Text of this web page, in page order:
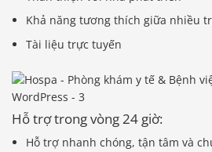
Khả năng tương thích giữa nhiều
Tài liệu trực tuyến
Hỗ trợ trong vòng 24 giờ:
Hỗ trợ nhanh chóng, tận tâm và